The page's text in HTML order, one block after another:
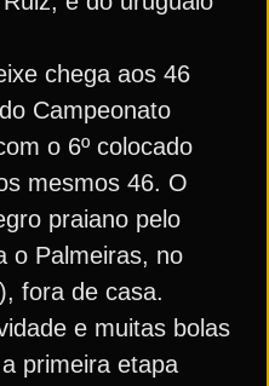
chega aos 46
Campeonato
o 6º colocado
mesmos 46. O
praiano pelo
o Palmeiras, no
fora de casa.
e muitas bolas
primeira etapa